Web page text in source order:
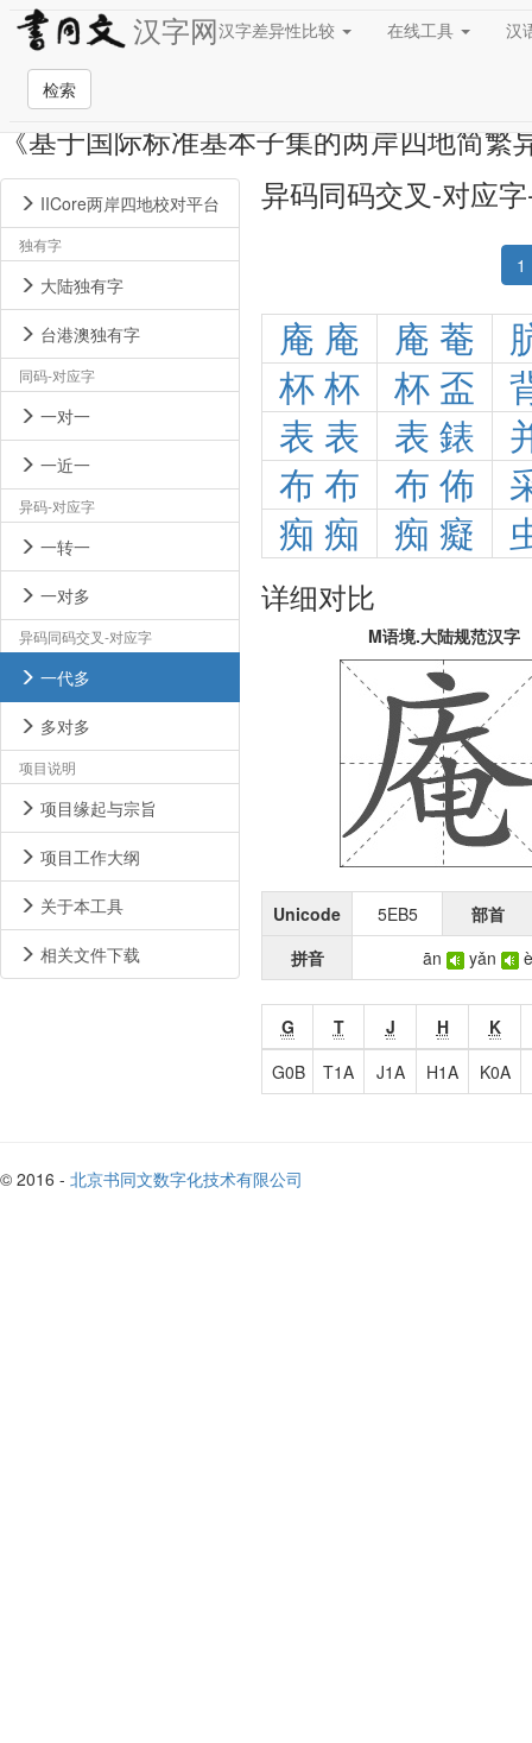
汉字网汉字差异性比较 在线工具 汉
检索
《基于国际标准基本子集的两岸四地简繁
IICore两岸四地校对平台
独有字
大陆独有字
台港澳独有字
同码-对应字
一对一
一近一
异码-对应字
一转一
一对多
异码同码交叉-对应字
一代多
多对多
项目说明
项目缘起与宗旨
项目工作大纲
关于本工具
相关文件下载
异码同码交叉-对应
1
庵 庵 庵 菴
杯 杯 杯 盃
表 表 表 錶
布 布 布 佈
痴 痴 痴 癡
详细对比
M语境.大陆规范汉字
Unicode 5EB5
部首
拼音
ān yǎn è
G T J H
K
G0B
T1A J1A H1A K0A
© 2016 - 北京书同文数字化技术有限公司